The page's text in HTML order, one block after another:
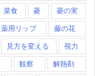
菜食 菱 菱の実
薬用リップ 藤の花
見方を変える 視力
観察 解熱剤